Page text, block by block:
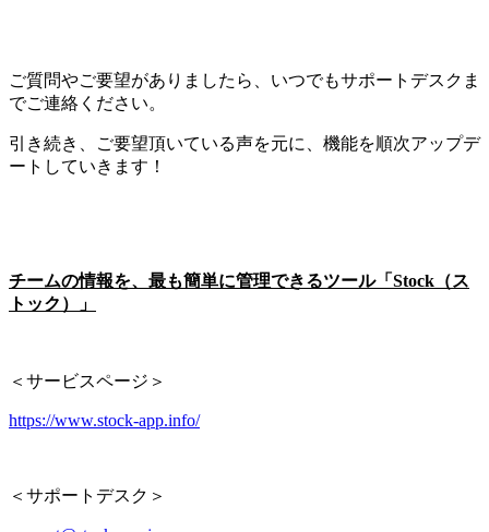
ご質問やご要望がありましたら、いつでもサポートデスクま
でご連絡ください。
引き続き、ご要望頂いている声を元に、機能を順次アップデ
ートしていきます！
チームの情報を、最も簡単に管理できるツール「Stock（ス
トック）」
＜サービスページ＞
https://www.stock-app.info/
＜サポートデスク＞